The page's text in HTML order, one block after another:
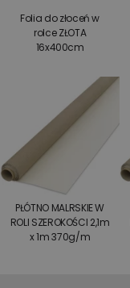
Folia do złoceń w
rolce ZŁOTA
16x400cm
PŁÓTNO MALRSKIE W
ROLI SZEROKOŚCI 2,1m
x 1m 370g/m